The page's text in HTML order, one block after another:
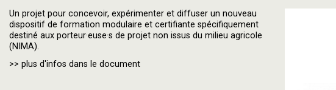
Un projet pour concevoir, expérimenter et diffuser un nouveau
dispositif de formation modulaire et certifiante spécifiquement
destiné aux porteur·euse·s de projet non issus du milieu agricole
(NIMA).
>> plus d'infos dans le document